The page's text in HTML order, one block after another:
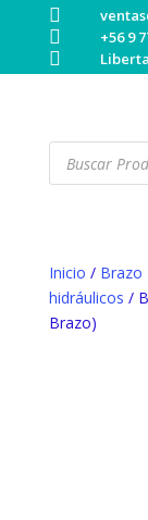

 +56 9

Búsqueda
productos
Inicio / Brazo
hidráulicos /
Brazo)